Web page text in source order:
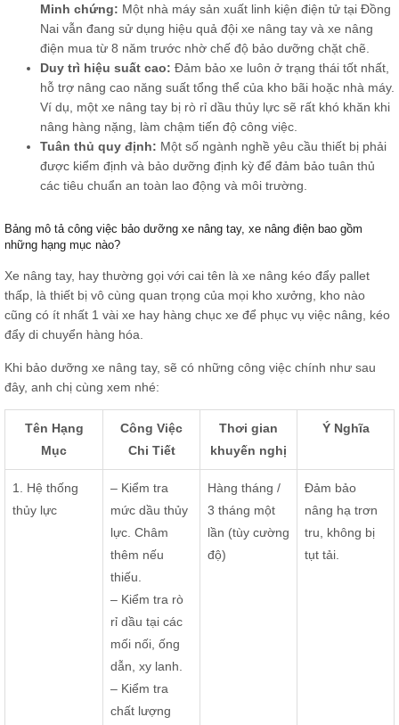
Minh chứng: Một nhà máy sản xuất linh kiện điện tử tại Đồng
Nai vẫn đang sử dụng hiệu quả đội xe nâng tay và xe nâng
điện mua từ 8 năm trước nhờ chế độ bảo dưỡng chặt chẽ.
Duy trì hiệu suất cao: Đảm bảo xe luôn ở trạng thái tốt nhất,
hỗ trợ nâng cao năng suất tổng thể của kho bãi hoặc nhà máy.
Ví dụ, một xe nâng tay bị rò rỉ dầu thủy lực sẽ rất khó khăn khi
nâng hàng nặng, làm chậm tiến độ công việc.
Tuân thủ quy định: Một số ngành nghề yêu cầu thiết bị phải
được kiểm định và bảo dưỡng định kỳ để đảm bảo tuân thủ
các tiêu chuẩn an toàn lao động và môi trường.
Bảng mô tả công việc bảo dưỡng xe nâng tay, xe nâng điện bao gồm
những hạng mục nào?
Xe nâng tay, hay thường gọi với cai tên là xe nâng kéo đẩy pallet
thấp, là thiết bị vô cùng quan trọng của mọi kho xưởng, kho nào
cũng có ít nhất 1 vài xe hay hàng chục xe để phục vụ việc nâng, kéo
đẩy di chuyển hàng hóa.
Khi bảo dưỡng xe nâng tay, sẽ có những công việc chính như sau
đây, anh chị cùng xem nhé:
Tên Hạng
Mục
Công Việc
Chi Tiết
Thơi gian
khuyến nghị
Ý Nghĩa
1. Hệ thống
thủy lực
– Kiểm tra
mức dầu thủy
lực. Châm
thêm nếu
thiếu.
– Kiểm tra rò
rỉ dầu tại các
mối nối, ống
dẫn, xy lanh.
– Kiểm tra
chất lượng
Hàng tháng /
3 tháng một
lần (tùy cường
độ)
Đảm bảo
nâng hạ trơn
tru, không bị
tụt tải.